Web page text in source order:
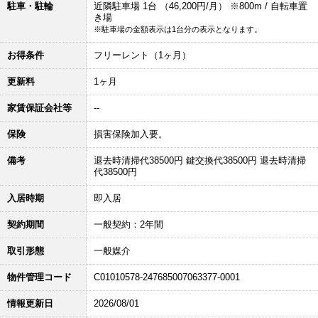
駐車・駐輪
近隣駐車場 1台 （46,200円/月） ※800m / 自転車置
き場
※駐車場の金額表示は1台分の表示となります。
お得条件 フリーレント（1ヶ月）
更新料 1ヶ月
家賃保証会社等 --
保険 損害保険加入要。
備考
退去時清掃代38500円 鍵交換代38500円 退去時清掃
代38500円
入居時期 即入居
契約期間 一般契約：2年間
取引形態 一般媒介
物件管理コード C01010578-247685007063377-0001
情報更新日 2026/08/01